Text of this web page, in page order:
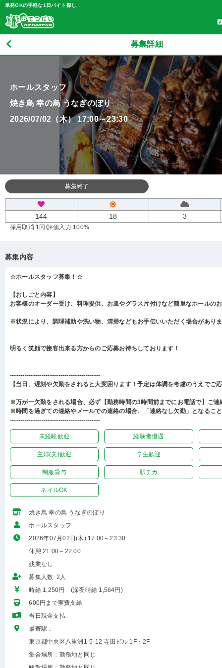
単発OKの手軽な1日バイト探し
募集詳細
ホールスタッフ
焼き鳥 幸の鳥 うなぎのぼり
2026/07/02（木） 17:00～23:30
募集終了
144 18 3
採用取消 1回 /評価入力 100%
募集内容
☆ホールスタッフ募集！☆
【おしごと内容】
お客様のオーダー受け、料理提供、お皿やグラス片付けなど簡単なホールの
※状況により、調理補助や洗い物、清掃などもお手伝いいただく場合があり
明るく笑顔で接客出来る方からのご応募お待ちしております！
-------------------------------------------
【当日、遅刻や欠勤をされると大変困ります！予定は体調を考慮のうえでご
※万が一欠勤をされる場合、必ず【勤務時間の3時間前までにお電話で】ご連
※時間を過ぎての連絡やメールでの連絡の場合、「連絡なし欠勤」となるこ
-------------------------------------------
未経験歓迎 経験者優遇
主婦(夫)歓迎 学生歓迎
制服貸与 駅チカ
ネイルOK
焼き鳥 幸の鳥 うなぎのぼり
ホールスタッフ
2026年07月02日(木) 17:00～23:30
休憩:21:00～22:00
残業なし
募集人数 2人
時給 1,250円 (深夜時給 1,564円)
600円まで実費支給
当日現金支払
最寄駅：-
東京都中央区八重洲1-5-12 寺田ビル 1F・2F
集合場所：勤務地と同じ